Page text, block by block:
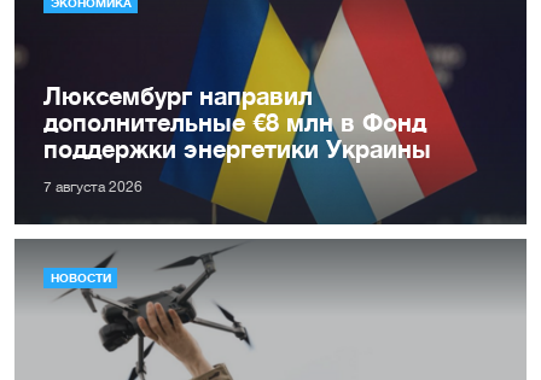
ЭКОНОМИКА
Люксембург направил
дополнительные €8 млн в Фонд
поддержки энергетики Украины
7 августа 2026
НОВОСТИ